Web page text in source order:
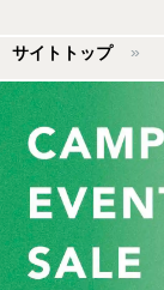
サイトトップ